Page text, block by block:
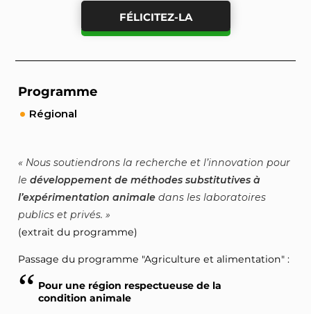
FÉLICITEZ-LA
Programme
Régional
Nous soutiendrons la recherche et l’innovation pour
ledéveloppement de méthodes substitutives à
l’expérimentation animale dans les laboratoires
publics et privés.
(extrait du programme)
Passage du programme "Agriculture et alimentation" :
Pour une région respectueuse de la
condition animale